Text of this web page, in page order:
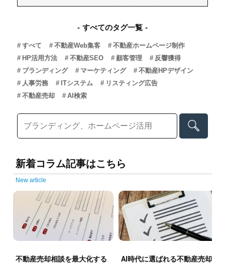
すべてのタグ一覧
すべて 不動産Web集客
不動産ホームページ制作
HP活用方法
不動産SEO 顧客管理
反響獲得
ブランディング
マーケティング
不動産HPデザイン
人事労務
ITシステム
リスティング広告
不動産売却
AI検索
新着コラム記事はこちら
New article